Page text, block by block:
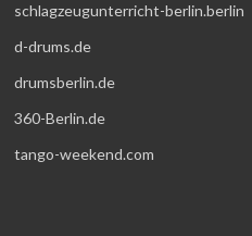
schlagzeugunterricht-berlin.berlin
d-drums.de
drumsberlin.de
360-Berlin.de
tango-weekend.com